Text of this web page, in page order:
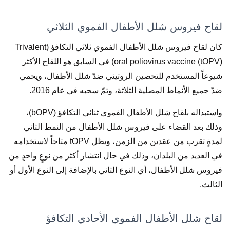
لقاح فيروس شلل الأطفال الفموي الثلاثي
كان لقاح فيروس شلل الأطفال الفموي ثلاثي التكافؤ (Trivalent
oral poliovirus vaccine (tOPV)) في السابق هو اللقاح الأكثر
شيوعاً المستخدم للتحصين الروتيني ضدّ شلل الأطفال، ويحمي
ضدّ جميع الأنماط المصلية الثلاثة، وتمّ سحبه في عام 2016.
واستبداله بلقاح شلل الأطفال الفموي ثنائي التكافؤ (bOPV)،
وذلك بعد القضاء على فيروس شلل الأطفال من النمط الثاني
لمدةٍ تقرب من عقدين من الزمن، ويظل tOPV متاحاً لاستخدامه
في العديد من البلدان، وذلك في حال انتشار أكثر من نوعٍ واحدٍ من
فيروس شلل الأطفال، أي النوع الثاني بالإضافة إلى النوع الأول أو
الثالث.
لقاح شلل الأطفال الفموي الأحادي التكافؤ